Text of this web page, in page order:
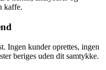
kaffe.
Ingen kunder oprettes, ingen
beriges uden dit samtykke.